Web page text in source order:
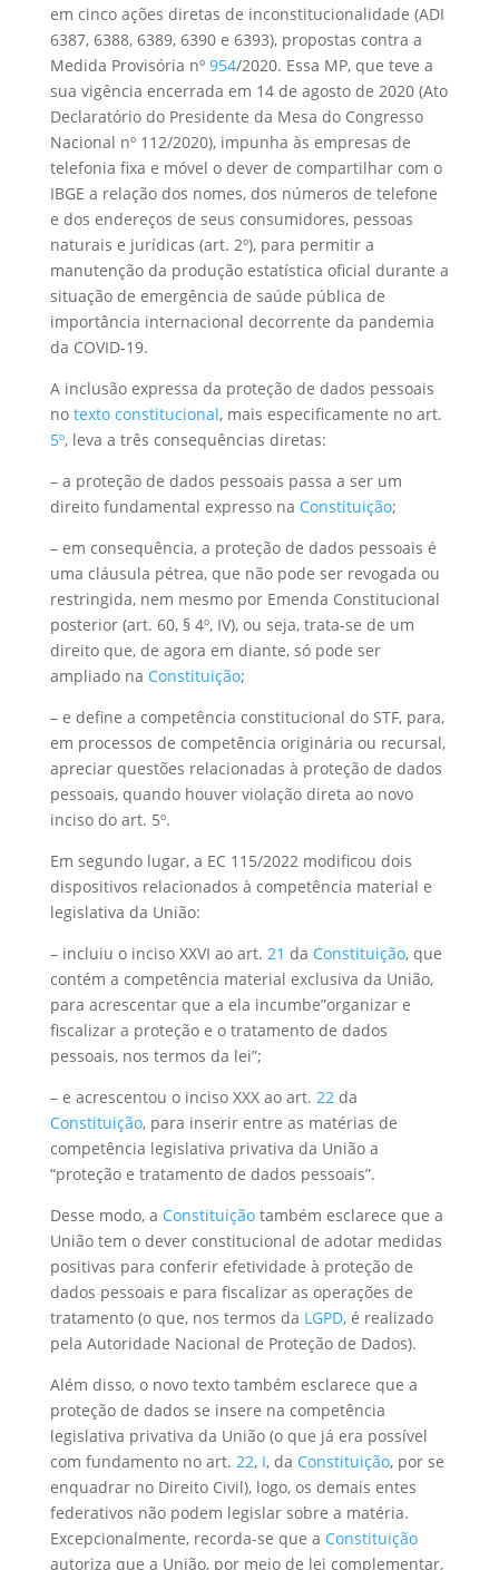
em cinco ações diretas de inconstitucionalidade (ADI
6387, 6388, 6389, 6390 e 6393), propostas contra a
Medida Provisória nº 954/2020. Essa MP, que teve a
sua vigência encerrada em 14 de agosto de 2020 (Ato
Declaratório do Presidente da Mesa do Congresso
Nacional nº 112/2020), impunha às empresas de
telefonia fixa e móvel o dever de compartilhar com o
IBGE a relação dos nomes, dos números de telefone
e dos endereços de seus consumidores, pessoas
naturais e jurídicas (art. 2º), para permitir a
manutenção da produção estatística oficial durante a
situação de emergência de saúde pública de
importância internacional decorrente da pandemia
da COVID-19.
A inclusão expressa da proteção de dados pessoais
no texto constitucional, mais especificamente no art.
5º, leva a três consequências diretas:
– a proteção de dados pessoais passa a ser um
direito fundamental expresso na Constituição;
– em consequência, a proteção de dados pessoais é
uma cláusula pétrea, que não pode ser revogada ou
restringida, nem mesmo por Emenda Constitucional
posterior (art. 60, § 4º, IV), ou seja, trata-se de um
direito que, de agora em diante, só pode ser
ampliado na Constituição;
– e define a competência constitucional do STF, para,
em processos de competência originária ou recursal,
apreciar questões relacionadas à proteção de dados
pessoais, quando houver violação direta ao novo
inciso do art. 5º.
Em segundo lugar, a EC 115/2022 modificou dois
dispositivos relacionados à competência material e
legislativa da União:
– incluiu o inciso XXVI ao art. 21 da Constituição, que
contém a competência material exclusiva da União,
para acrescentar que a ela incumbe”organizar e
fiscalizar a proteção e o tratamento de dados
pessoais, nos termos da lei”;
– e acrescentou o inciso XXX ao art. 22 da
Constituição, para inserir entre as matérias de
competência legislativa privativa da União a
“proteção e tratamento de dados pessoais”.
Desse modo, a Constituiçãotambém esclarece que a
União tem o dever constitucional de adotar medidas
positivas para conferir efetividade à proteção de
dados pessoais e para fiscalizar as operações de
tratamento (o que, nos termos da LGPD, é realizado
pela Autoridade Nacional de Proteção de Dados).
Além disso, o novo texto também esclarece que a
proteção de dados se insere na competência
legislativa privativa da União (o que já era possível
com fundamento no art. 22, I, da Constituição, por se
enquadrar no Direito Civil), logo, os demais entes
federativos não podem legislar sobre a matéria.
Excepcionalmente, recorda-se que a Constituição
autoriza que a União, por meio de lei complementar,